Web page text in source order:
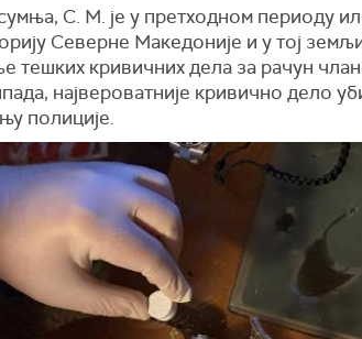
С. М. је у претходном периоду
Северне Македоније и у тој
тешких кривичних дела за рачун
највероватније кривично дело
полиције.